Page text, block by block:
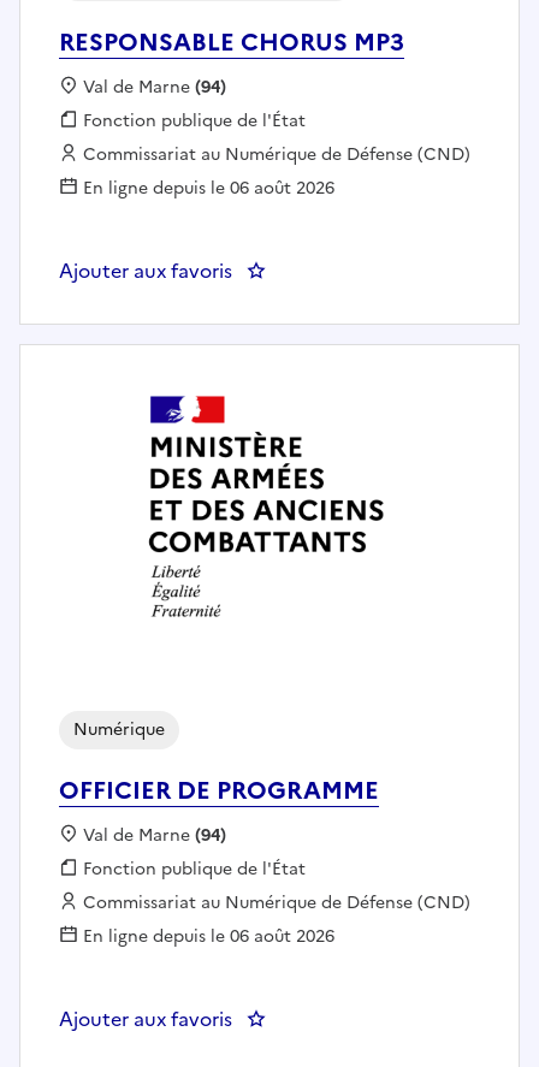
RESPONSABLE CHORUS MP3
Localisation :
Val de Marne(94)
Fonction publique :
Fonction publique de l'État
Employeur :
Commissariat au Numérique de Défense (CND)
En ligne depuis le 06 août 2026
Ajouter aux favoris : RESPONSABLE CHORUS MP3
OFFICIER DE PROGRAMME
Numérique
Localisation :
Val de Marne(94)
Fonction publique :
Fonction publique de l'État
Employeur :
Commissariat au Numérique de Défense (CND)
En ligne depuis le 06 août 2026
Ajouter aux favoris : OFFICIER DE PROGRAMME